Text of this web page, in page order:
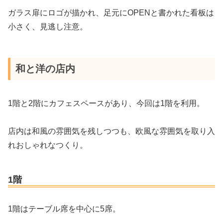
ガラス扉にロゴが描かれ、足元にOPENと書かれた看板は
小さく、見逃し注意。
和と洋の店内
1階と2階にカフェスペースがあり、今回は1階を利用。
店内は和風の雰囲気を残しつつも、欧風な雰囲気を取り入
れおしゃれなつくり。
1階
1階はテーブル席を中心に5席。